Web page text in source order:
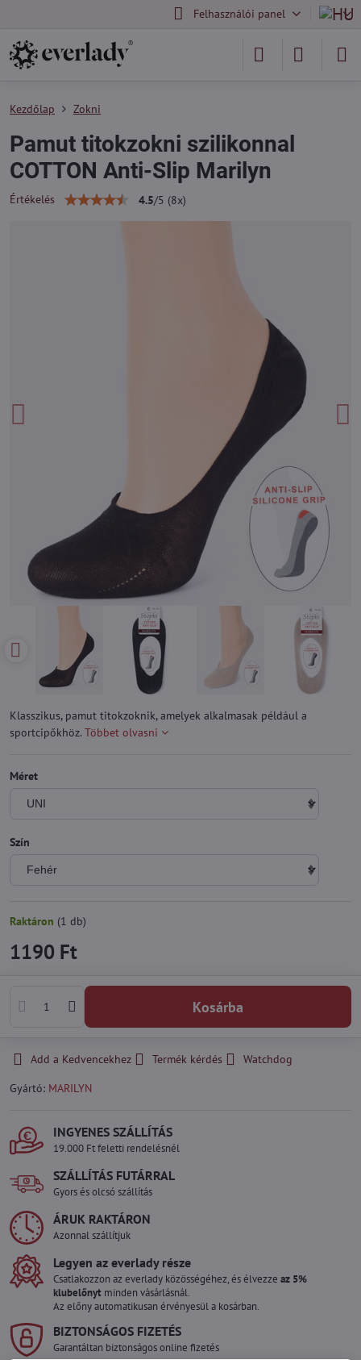
Felhasználói panel
Kezdőlap Zokni
Pamut titokzokni szilikonnal
COTTON Anti-Slip Marilyn
Értékelés 4.5/5 (8x)
Klasszikus, pamut titokzoknik, amelyek alkalmasak például a
sportcipőkhöz. Többet olvasni
Méret
Szín
Raktáron (1 db)
1190 Ft
Kosárba
Add a Kedvencekhez Termék kérdés
Watchdog
Gyártó: MARILYN
INGYENES SZÁLLÍTÁS
19.000 Ft feletti rendelésnél
SZÁLLÍTÁS FUTÁRRAL
Gyors és olcsó szállítás
ÁRUK RAKTÁRON
Azonnal szállítjuk
Legyen az everlady része
Csatlakozzon az everlady közösségéhez, és élvezze az 5%
klubelőnyt minden vásárlásnál.
Az előny automatikusan érvényesül a kosárban.
BIZTONSÁGOS FIZETÉS
Garantáltan biztonságos online fizetés